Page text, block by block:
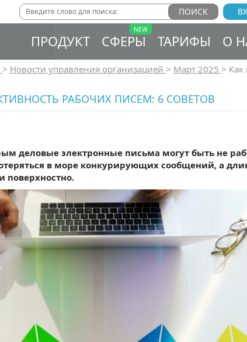
ПРОДУКТ СФЕРЫ ТАРИФЫ О
> Новости управления организацией > Март 2025 > Как
РАБОЧИХ ПИСЕМ: 6 СОВЕТОВ
деловые электронные письма могут быть не
в море конкурирующих сообщений, а
поверхностно.